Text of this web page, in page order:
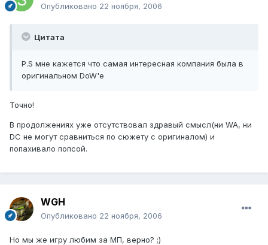
Опубликовано 22 ноября, 2006
Цитата
P.S мне кажется что самая интересная компания была в
оригинальном DoW'e
Точно!
В продолжениях уже отсутствовал здравый смысл(ни WA, ни
DC не могут сравниться по сюжету с оригиналом) и
попахивало попсой.
WGH
Опубликовано 22 ноября, 2006
Но мы же игру любим за МП, верно? ;)